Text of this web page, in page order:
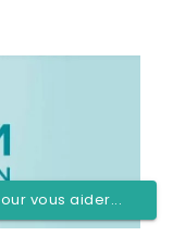
vous aider...